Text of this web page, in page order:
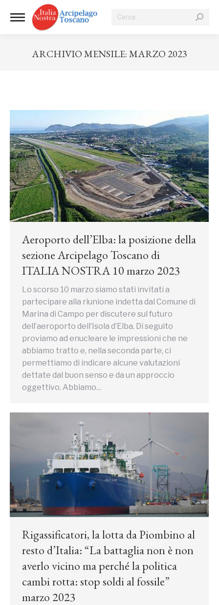
Cerca:
ARCHIVIO MENSILE:MARZO 2023
Aeroporto dell’Elba: la posizione della
sezione Arcipelago Toscano di
ITALIA NOSTRA 10 marzo 2023
Lo scorso 10 marzo siamo stati invitati a
partecipare alla riunione indetta dal Comune di
Marina di Campo per discutere sul futuro
dell’aeroporto dell’Isola d’Elba. Di seguito
proviamo ad enucleare le impressioni che ne
abbiamo tratto e, nella seconda parte, ci
permettiamo di indicare alcune valutazioni
dettate dal buon senso e da un approccio
oggettivo. Abbiamo…
Rigassificatori, la lotta da Piombino al
resto d’Italia: “La battaglia non è non
averlo vicino ma perché la politica
cambi rotta: stop soldi al fossile”
marzo 2023